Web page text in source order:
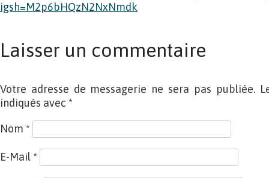
igsh=M2p6bHQzN2NxNmdk
Laisser un commentaire
Votre adresse de messagerie ne sera pas publiée.
indiqués avec *
Nom *
E-Mail *